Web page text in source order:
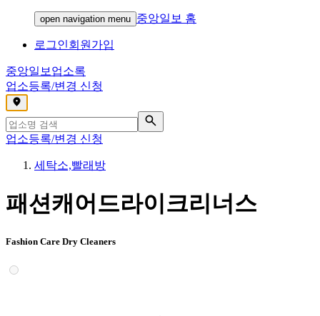
open navigation menu 중앙일보 홈
로그인회원가입
중앙일보 업소록
업소등록/변경 신청
,
업소등록/변경 신청
세탁소,빨래방
패션캐어드라이크리너스
Fashion Care Dry Cleaners